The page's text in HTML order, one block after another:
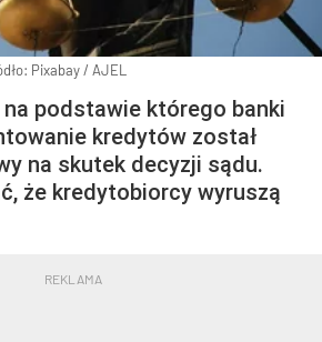
Pixabay/ AJEL
na podstawie którego banki
kredytów został
na skutek decyzji sądu.
że kredytobiorcy wyruszą